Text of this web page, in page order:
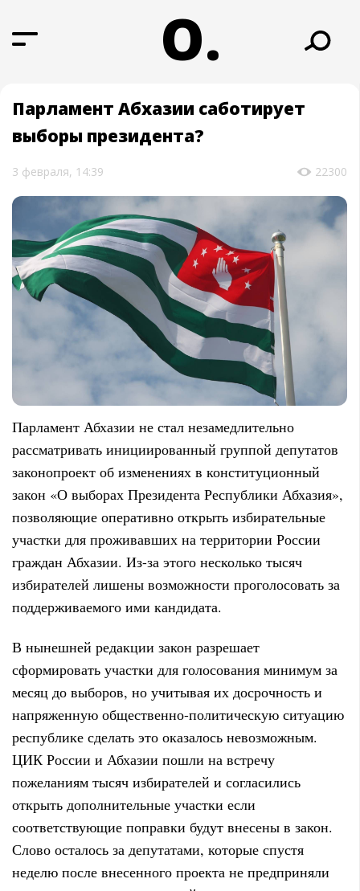
О.
Парламент Абхазии саботирует
выборы президента?
3 февраля, 14:39 22300
Парламент Абхазии не стал незамедлительно
рассматривать инициированный группой депутатов
законопроект об изменениях в конституционный
закон «О выборах Президента Республики Абхазия»,
позволяющие оперативно открыть избирательные
участки для проживавших на территории России
граждан Абхазии. Из-за этого несколько тысяч
избирателей лишены возможности проголосовать за
поддерживаемого ими кандидата.
В нынешней редакции закон разрешает
сформировать участки для голосования минимум за
месяц до выборов, но учитывая их досрочность и
напряженную общественно-политическую ситуацию
республике сделать это оказалось невозможным.
ЦИК России и Абхазии пошли на встречу
пожеланиям тысяч избирателей и согласились
открыть дополнительные участки если
соответствующие поправки будут внесены в закон.
Слово осталось за депутатами, которые спустя
неделю после внесенного проекта не предприняли